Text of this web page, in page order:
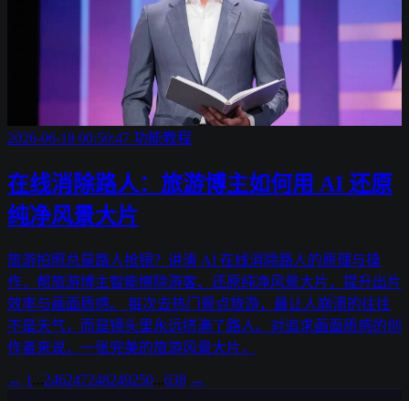
2026-06-18 00:50:47 功能教程
在线消除路人：旅游博主如何用 AI 还原
纯净风景大片
旅游拍照总是路人抢镜？讲清 AI 在线消除路人的原理与操
作，帮旅游博主智能擦除游客、还原纯净风景大片，提升出片
效率与画面质感。 每次去热门景点旅游，最让人崩溃的往往
不是天气，而是镜头里永远挤满了路人。对追求画面质感的创
作者来说，一张完美的旅游风景大片，
← 1 246247248249250 638 →